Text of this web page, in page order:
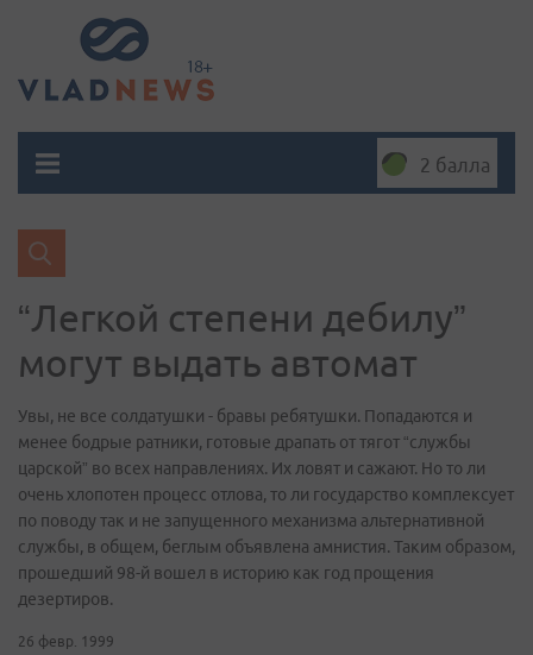
2 балла
“Легкой степени дебилу”
могут выдать автомат
Увы, не все солдатушки - бравы ребятушки. Попадаются и
менее бодрые ратники, готовые драпать от тягот “службы
царской” во всех направлениях. Их ловят и сажают. Но то ли
очень хлопотен процесс отлова, то ли государство комплексует
по поводу так и не запущенного механизма альтернативной
службы, в общем, беглым объявлена амнистия. Таким образом,
прошедший 98-й вошел в историю как год прощения
дезертиров.
26 февр. 1999